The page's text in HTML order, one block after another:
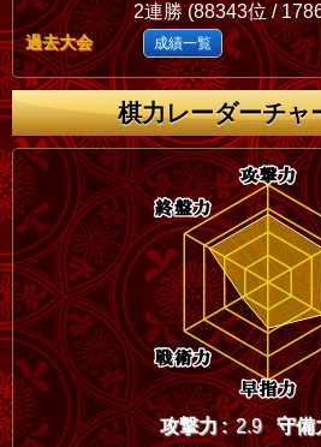
2連勝 (88343位 /
過去大会 成績一覧
棋力レーダーチャ
攻撃力 : 2.9 守備